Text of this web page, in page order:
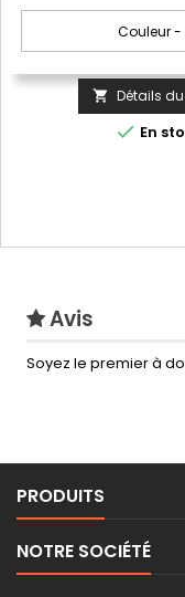
 Détails
 En
Avis
Soyez le premier à
PRODUITS
NOTRE SOCIÉTÉ